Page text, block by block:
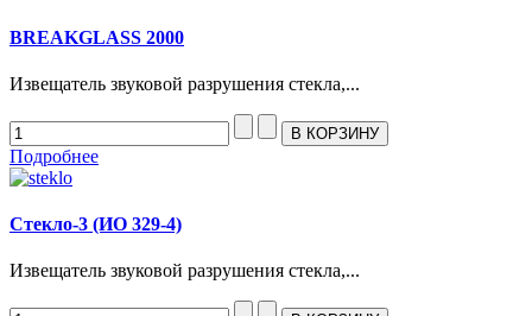
BREAKGLASS 2000
Извещатель звуковой разрушения стекла,...
Подробнее
Стекло-3 (ИО 329-4)
Извещатель звуковой разрушения стекла,...